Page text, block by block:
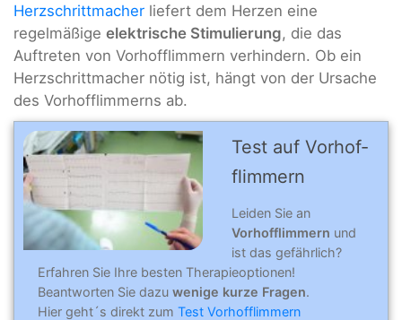
Herzschrittmacher liefert dem Herzen eine
regelmäßige elektrische Stimulierung, die das
Auftreten von Vorhofflimmern verhindern. Ob ein
Herzschrittmacher nötig ist, hängt von der Ursache
des Vorhofflimmerns ab.
Test auf Vorhof­
flim­mern
Leiden Sie an
Vorhofflimmern und
ist das gefährlich?
Erfahren Sie Ihre besten Therapieoptionen!
Beantworten Sie dazu wenige kurze Fragen.
Hier geht´s direkt zum Test Vorhofflimmern